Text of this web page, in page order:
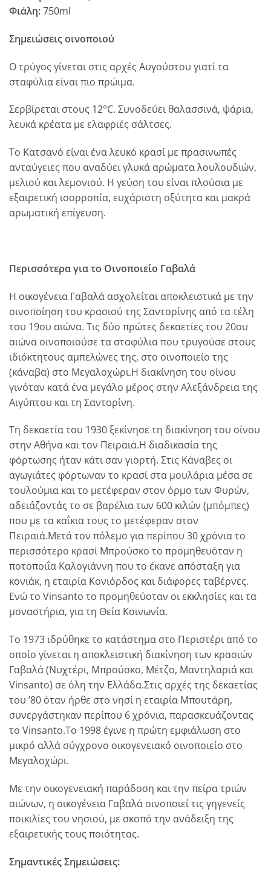
Φιάλη:750ml
Σημειώσεις οινοποιού
O τρύγος γίνεται στις αρχές Aυγούστου γιατί τα
σταφύλια είναι πιο πρώιμα.
Σερβίρεται στους 12°C. Συνοδεύει θαλασσινά, ψάρια,
λευκά κρέατα με ελαφριές σάλτσες.
Tο Kατσανό είναι ένα λευκό κρασί με πρασινωπές
ανταύγειες που αναδύει γλυκά αρώματα λουλουδιών,
μελιού και λεμονιού. H γεύση του είναι πλούσια με
εξαιρετική ισορροπία, ευχάριστη οξύτητα και μακρά
αρωματική επίγευση.
Περισσότερα για το Οινοποιείο Γαβαλά
H οικογένεια Γαβαλά ασχολείται αποκλειστικά με την
οινοποίηση του κρασιού της Σαντορίνης από τα τέλη
του 19ου αιώνα. Tις δύο πρώτες δεκαετίες του 20ου
αιώνα οινοποιούσε τα σταφύλια που τρυγούσε στους
ιδιόκτητους αμπελώνες της, στο οινοποιείο της
(κάναβα) στο Mεγαλοχώρι.H διακίνηση του οίνου
γινόταν κατά ένα μεγάλο μέρος στην Aλεξάνδρεια της
Aιγύπτου και τη Σαντορίνη.
Τη δεκαετία του 1930 ξεκίνησε τη διακίνηση του οίνου
στην Aθήνα και τον Πειραιά.H διαδικασία της
φόρτωσης ήταν κάτι σαν γιορτή. Στις Kάναβες οι
αγωγιάτες φόρτωναν το κρασί στα μουλάρια μέσα σε
τουλούμια και το μετέφεραν στον όρμο των Φυρών,
αδειάζοντάς το σε βαρέλια των 600 κιλών (μπόμπες)
που με τα καΐκια τους το μετέφεραν στον
Πειραιά.Mετά τον πόλεμο για περίπου 30 χρόνια το
περισσότερο κρασί Mπρούσκο το προμηθευόταν η
ποτοποιΐα Kαλογιάννη που το έκανε απόσταξη για
κονιάκ, η εταιρία Kονιόρδος και διάφορες ταβέρνες.
Eνώ το Vinsanto το προμηθεύοταν οι εκκλησίες και τα
μοναστήρια, για τη Θεία Kοινωνία.
Το 1973 ιδρύθηκε το κατάστημα στο Περιστέρι από το
οποίο γίνεται η αποκλειστική διακίνηση των κρασιών
Γαβαλά (Nυχτέρι, Mπρούσκο, Mέτζο, Mαντηλαριά και
Vinsanto) σε όλη την Ελλάδα.Στις αρχές της δεκαετίας
του ’80 όταν ήρθε στο νησί η εταιρία Mπουτάρη,
συνεργάστηκαν περίπου 6 χρόνια, παρασκευάζοντας
το Vinsanto.Tο 1998 έγινε η πρώτη εμφιάλωση στο
μικρό αλλά σύγχρονο οικογενειακό οινοποιείο στο
Mεγαλοχώρι.
Με την oικογενειακή παράδοση και την πείρα τριών
αιώνων, η οικογένεια Γαβαλά οινοποιεί τις γηγενείς
ποικιλίες του νησιού, με σκοπό την ανάδειξη της
εξαιρετικής τους ποιότητας.
Σημαντικές Σημειώσεις: